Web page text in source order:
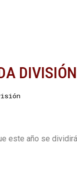
DIVISIÓN
este año se